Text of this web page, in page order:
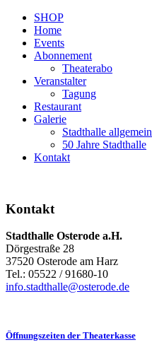
SHOP
Home
Events
Abonnement
Theaterabo
Veranstalter
Tagung
Restaurant
Galerie
Stadthalle allgemein
50 Jahre Stadthalle
Kontakt
Kontakt
Stadthalle Osterode a.H.
Dörgestraße 28
37520 Osterode am Harz
Tel.: 05522 / 91680-10
info.stadthalle@osterode.de
Öffnungszeiten der Theaterkasse